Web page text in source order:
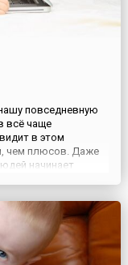
повседневную
всё чаще
в этом
чем плюсов. Даже
начинает